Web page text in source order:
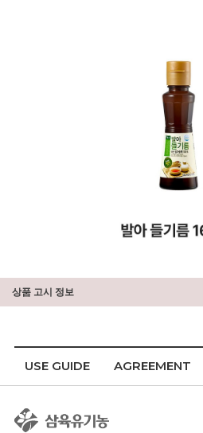
상품 고시 정보
USE GUIDE AGREEMENT